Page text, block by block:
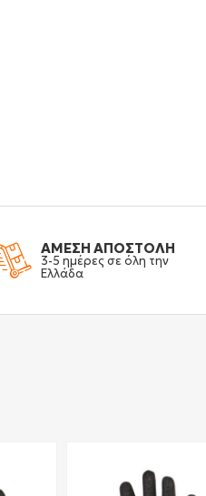
ΑΜΕΣΗ ΑΠΟΣΤΟΛΗ
3-5 ημέρες σε όλη την
Ελλάδα